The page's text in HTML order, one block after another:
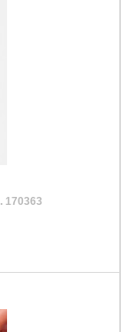
170363